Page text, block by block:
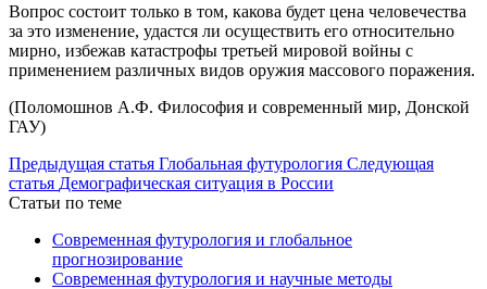
Вопрос состоит только в том, какова будет цена человечества
за это изменение, удастся ли осуществить его относительно
мирно, избежав катастрофы третьей мировой войны с
применением различных видов оружия массового поражения.
(Поломошнов А.Ф. Философия и современный мир, Донской
ГАУ)
Предыдущая статья Глобальная футурология Следующая
статья Демографическая ситуация в России
Статьи по теме
Современная футурология и глобальное
прогнозирование
Современная футурология и научные методы